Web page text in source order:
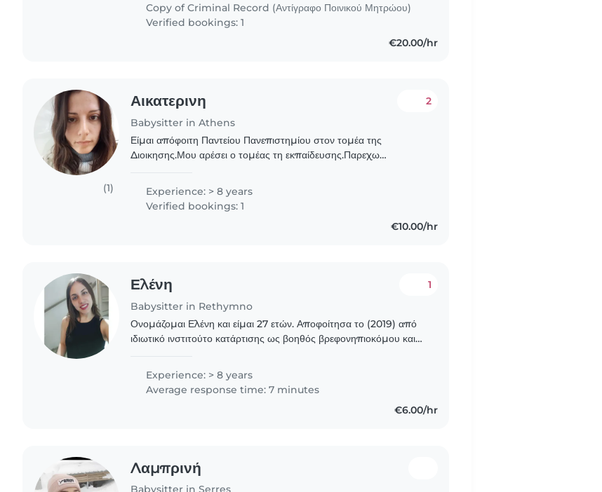
Copy of Criminal Record (Αντίγραφο Ποινικού Μητρώου)
Verified bookings: 1
€20.00/hr
(1)
Αικατερινη
Babysitter in Athens
2
Είμαι απόφοιτη Παντείου Πανεπιστημίου στον τομέα της
Διοικησης.Μου αρέσει ο τομέας τη εκπαίδευσης.Παρεχω
μαθήματα τους.
Experience: > 8 years
Verified bookings: 1
€10.00/hr
Ελένη
Babysitter in Rethymno
1
Ονομάζομαι Ελένη και είμαι 27 ετών. Αποφοίτησα το (2019) από
ιδιωτικό ινστιτούτο κατάρτισης ως βοηθός βρεφονηπιοκόμου και
Experience: > 8 years
Average response time: 7 minutes
€6.00/hr
Λαμπρινή
Babysitter in Serres